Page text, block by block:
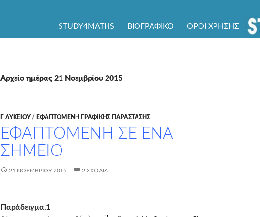
STUDY4MATHS ΒΙΟΓΡΑΦΙΚΌ ΌΡΟΙ ΧΡΉΣΗΣ
Αρχείο ημέρας 21 Νοεμβρίου 2015
Γ ΛΥΚΕΊΟΥ / ΕΦΑΠΤΟΜΕΝΗ ΓΡΑΦΙΚΗΣ ΠΑΡΑΣΤΑΣΗΣ
ΕΦΑΠΤΟΜΕΝΗ ΣΕ ΕΝΑ
ΣΗΜΕΙΟ
21 ΝΟΕΜΒΡΊΟΥ 2015 2 ΣΧΌΛΙΑ
Παράδειγμα.1